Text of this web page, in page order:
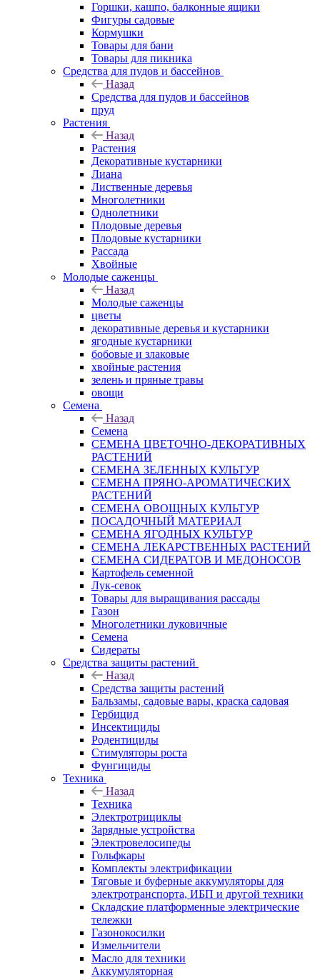
Горшки, кашпо, балконные ящики
Фигуры садовые
Кормушки
Товары для бани
Товары для пикника
Средства для пудов и бассейнов
Назад
Средства для пудов и бассейнов
пруд
Растения
Назад
Растения
Декоративные кустарники
Лиана
Лиственные деревья
Многолетники
Однолетники
Плодовые деревья
Плодовые кустарники
Рассада
Хвойные
Молодые саженцы
Назад
Молодые саженцы
цветы
декоративные деревья и кустарники
ягодные кустарники
бобовые и злаковые
хвойные растения
зелень и пряные травы
овощи
Семена
Назад
Семена
СЕМЕНА ЦВЕТОЧНО-ДЕКОРАТИВНЫХ
РАСТЕНИЙ
СЕМЕНА ЗЕЛЕННЫХ КУЛЬТУР
СЕМЕНА ПРЯНО-АРОМАТИЧЕСКИХ
РАСТЕНИЙ
СЕМЕНА ОВОЩНЫХ КУЛЬТУР
ПОСАДОЧНЫЙ МАТЕРИАЛ
СЕМЕНА ЯГОДНЫХ КУЛЬТУР
СЕМЕНА ЛЕКАРСТВЕННЫХ РАСТЕНИЙ
СЕМЕНА СИДЕРАТОВ И МЕДОНОСОВ
Картофель семенной
Лук-севок
Товары для выращивания рассады
Газон
Многолетники луковичные
Семена
Сидераты
Средства защиты растений
Назад
Средства защиты растений
Бальзамы, садовые вары, краска садовая
Гербицид
Инсектициды
Родентициды
Стимуляторы роста
Фунгициды
Техника
Назад
Техника
Электротрициклы
Зарядные устройства
Электровелосипеды
Гольфкары
Комплекты электрификации
Тяговые и буферные аккумуляторы для
электротранспорта, ИБП и другой техники
Складские платформенные электрические
тележки
Газонокосилки
Измельчители
Масло для техники
Аккумуляторная